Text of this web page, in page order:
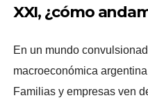
XXI, ¿cómo
En un mundo
macroeconómica
Familias y empresas ven